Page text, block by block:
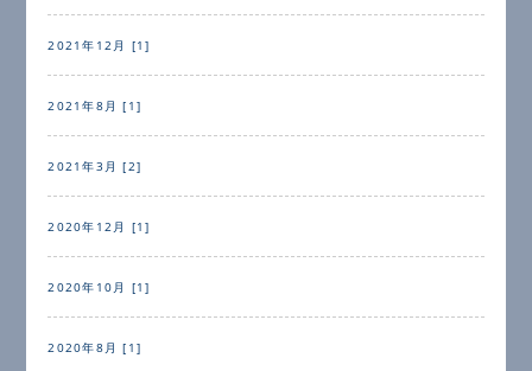
2021年12月 [1]
2021年8月 [1]
2021年3月 [2]
2020年12月 [1]
2020年10月 [1]
2020年8月 [1]